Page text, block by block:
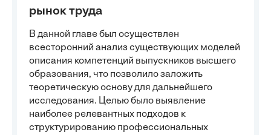
рынок труда
В данной главе был осуществлен
всесторонний анализ существующих моделей
описания компетенций выпускников высшего
образования, что позволило заложить
теоретическую основу для дальнейшего
исследования. Целью было выявление
наиболее релевантных подходов к
структурированию профессиональных